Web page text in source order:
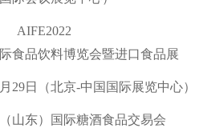
AIFE2022
食品饮料博览会暨进口食品展
月 29日（北京-中国国际展览中心）
山东）国际糖酒食品交易会